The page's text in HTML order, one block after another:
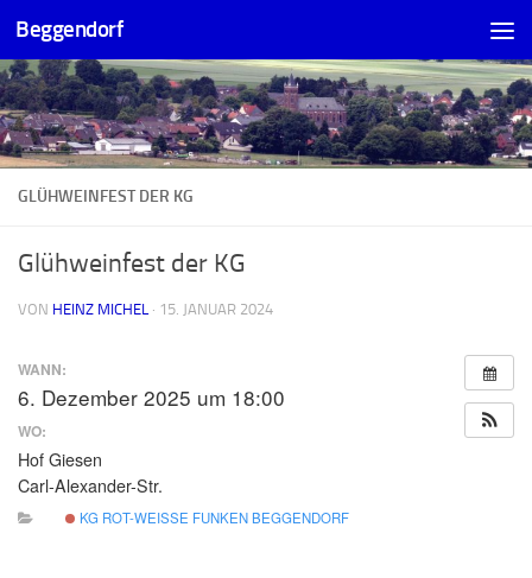
Zum Inhalt springen
Beggendorf
GLÜHWEINFEST DER KG
Glühweinfest der KG
VON HEINZ MICHEL · 15. JANUAR 2024
WANN:
6. Dezember 2025 um 18:00
WO:
Hof Giesen
Carl-Alexander-Str.
KG ROT-WEISSE FUNKEN BEGGENDORF